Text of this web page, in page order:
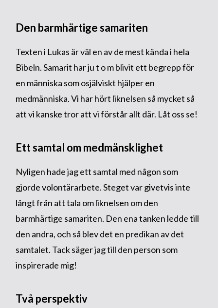
Den barmhärtige samariten
Texten i Lukas är väl en av de mest kända i hela
Bibeln. Samarit har ju t o m blivit ett begrepp för
en människa som osjälviskt hjälper en
medmänniska. Vi har hört liknelsen så mycket så
att vi kanske tror att vi förstår allt där. Låt oss se!
Ett samtal om medmänsklighet
Nyligen hade jag ett samtal med någon som
gjorde volontärarbete. Steget var givetvis inte
långt från att tala om liknelsen om den
barmhärtige samariten. Den ena tanken ledde till
den andra, och så blev det en predikan av det
samtalet. Tack säger jag till den person som
inspirerade mig!
Två perspektiv